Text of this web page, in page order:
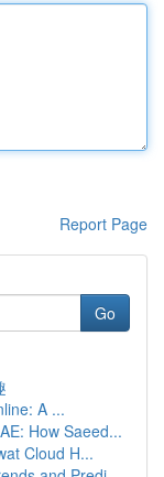
Report Page
Go
A ...
How Saeed...
Cloud H...